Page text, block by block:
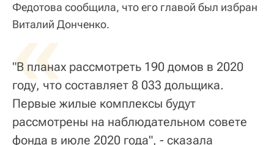
Федотова сообщила, что его главой был избран
Виталий Донченко.
«
"В планах рассмотреть 190 домов в 2020
году, что составляет 8 033 дольщика.
Первые жилые комплексы будут
рассмотрены на наблюдательном совете
фонда в июле 2020 года", - сказала